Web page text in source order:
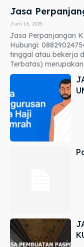
Jasa
Juni 16, 2025
Jasa Perpanjangan
Hubungi:
tinggal atau bekerja
Terbatas)